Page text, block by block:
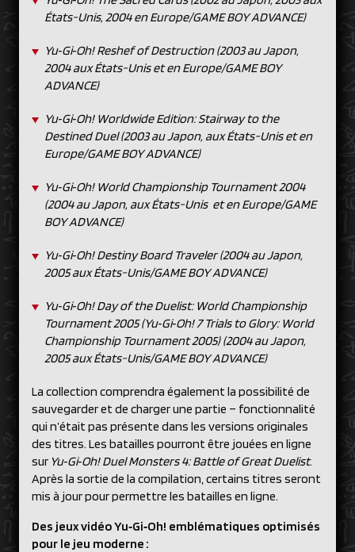
États-Unis, 2004 en Europe/GAME BOY ADVANCE)
Yu‑Gi‑Oh! Reshef of Destruction (2003 au Japon,
2004 aux États-Unis et en Europe/GAME BOY
ADVANCE)
Yu‑Gi‑Oh! Worldwide Edition: Stairway to the
Destined Duel (2003 au Japon, aux États-Unis et en
Europe/GAME BOY ADVANCE)
Yu‑Gi‑Oh! World Championship Tournament 2004
(2004 au Japon, aux États-Unis et en Europe/GAME
BOY ADVANCE)
Yu‑Gi‑Oh! Destiny Board Traveler (2004 au Japon,
2005 aux États-Unis/GAME BOY ADVANCE)
Yu‑Gi‑Oh! Day of the Duelist: World Championship
Tournament 2005 (Yu‑Gi‑Oh! 7 Trials to Glory: World
Championship Tournament 2005) (2004 au Japon,
2005 aux États-Unis/GAME BOY ADVANCE)
La collection comprendra également la possibilité de
sauvegarder et de charger une partie – fonctionnalité
qui n’était pas présente dans les versions originales
des titres. Les batailles pourront être jouées en ligne
sur Yu‑Gi‑Oh! Duel Monsters 4: Battle of Great Duelist.
Après la sortie de la compilation, certains titres seront
mis à jour pour permettre les batailles en ligne.
Des jeux vidéo Yu‑Gi‑Oh! emblématiques optimisés
pour le jeu moderne :